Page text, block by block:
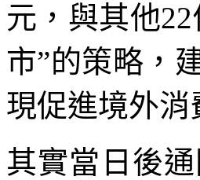
元，與其他
市”的策略，
現促進境外消
其實當日後